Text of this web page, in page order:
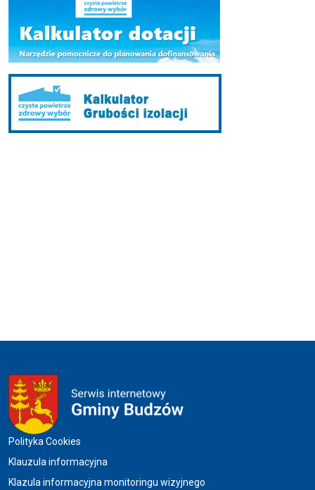
Menu w stopce
Polityka Cookies
Klauzula informacyjna
Klazula informacyjna monitoringu wizyjnego